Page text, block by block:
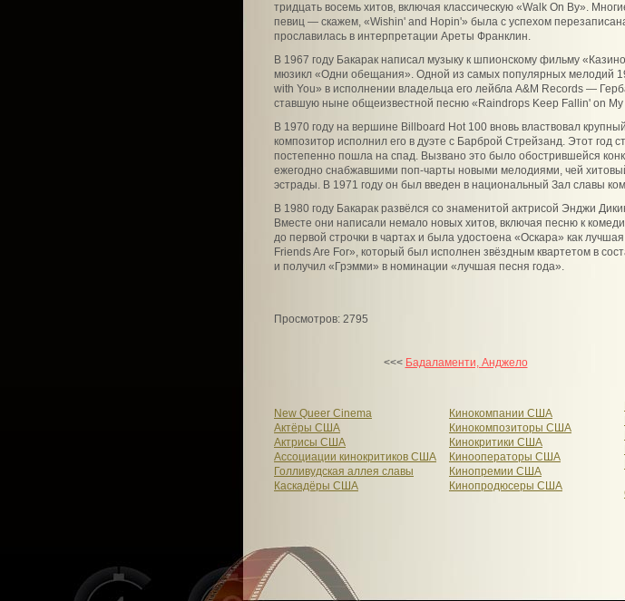
тридцать восемь хитов, включая классическую «Walk On By».
певиц — скажем, «Wishin' and Hopin'» была с успехом
прославилась в интерпретации Ареты Франклин.
В 1967 году Бакарак написал музыку к шпионскому фильму
мюзикл «Одни обещания». Одной из самых популярных мелодий
with You» в исполнении владельца его лейбла A&M Records —
ставшую ныне общеизвестной песню «Raindrops Keep Fallin' on My
В 1970 году на вершине Billboard Hot 100 вновь властвовал
композитор исполнил его в дуэте с Барброй Стрейзанд. Этот год
постепенно пошла на спад. Вызвано это было обострившейся
ежегодно снабжавшими поп-чарты новыми мелодиями, чей
эстрады. В 1971 году он был введен в национальный Зал славы
В 1980 году Бакарак развёлся со знаменитой актрисой Энджи
Вместе они написали немало новых хитов, включая песню к
до первой строчки в чартах и была удостоена «Оскара» как
Friends Are For», который был исполнен звёздным квартетом в
и получил «Грэмми» в номинации «лучшая песня года».
Просмотров: 2795
<<< Бадаламенти, Анджело
New Queer Cinema
Актёры США
Актрисы США
Ассоциации кинокритиков США
Голливудская аллея славы
Каскадёры США
Кинокомпании США
Кинокомпозиторы США
Кинокритики США
Кинооператоры США
Кинопремии США
Кинопродюсеры США